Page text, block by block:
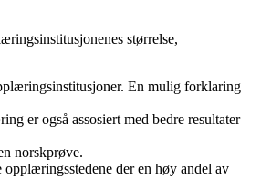
størrelse,
En mulig forklaring
er også assosiert med bedre resultater
norskprøve.
der en høy andel av